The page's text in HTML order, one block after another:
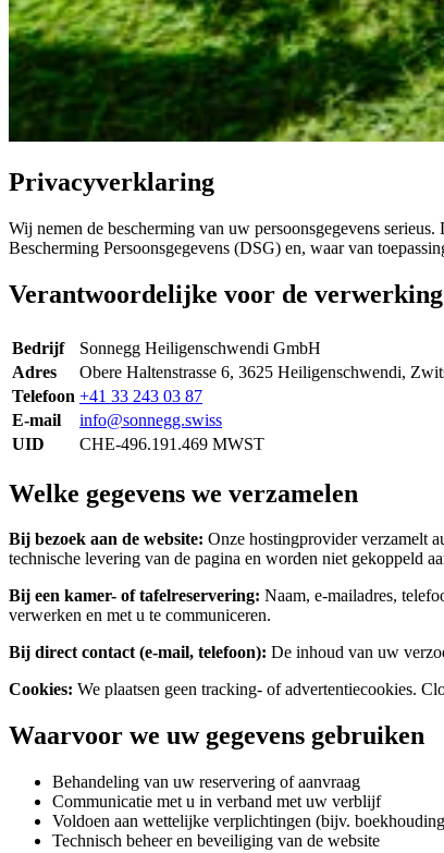
Privacyverklaring
Wij nemen de bescherming van uw persoonsgegevens
Bescherming Persoonsgegevens (DSG) en, waar van
Verantwoordelijke voor de verwerking
Bedrijf
Sonnegg Heiligenschwendi GmbH
Adres
Obere Haltenstrasse 6, 3625 Heiligenschwendi,
Telefoon +41 33 243 03 87
E-mail
info@sonnegg.swiss
UID
CHE-496.191.469 MWST
Welke gegevens we verzamelen
Bij bezoek aan de website: Onze hostingprovider verzamelt
technische levering van de pagina en worden niet gekoppeld
Bij een kamer- of tafelreservering: Naam, e-mailadres,
verwerken en met u te communiceren.
Bij direct contact (e-mail, telefoon): De inhoud van uw
Cookies: We plaatsen geen tracking- of advertentiecookies.
Waarvoor we uw gegevens gebruiken
Behandeling van uw reservering of aanvraag
Communicatie met u in verband met uw verblijf
Voldoen aan wettelijke verplichtingen (bijv.
Technisch beheer en beveiliging van de website